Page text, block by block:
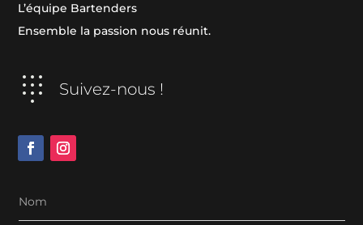
L’équipe Bartenders
Ensemble la passion nous réunit.
Suivez-nous !